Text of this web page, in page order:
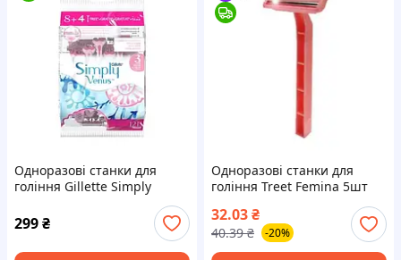
Одноразові станки для
гоління Gillette Simply
299₴
Одноразові станки для
гоління Treet Femina 5шт
32.03₴
40.39 ₴ -20%